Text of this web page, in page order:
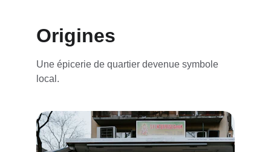
Origines
Une épicerie de quartier devenue symbole
local.